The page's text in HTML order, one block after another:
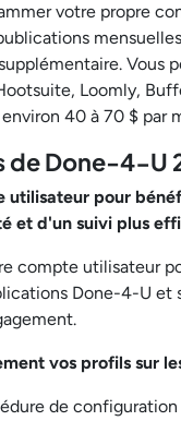
votre propre
Vous
Loomly,
40 à 70 $ par
de Done-4-U
utilisateur pour
et d'un suivi plus
compte utilisateur
Done-4-U et
vos profils sur
de